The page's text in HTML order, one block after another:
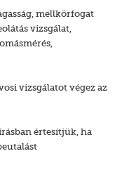
mellkörfogat
vizsgálat,
vizsgálatot végez az
értesítjük, ha